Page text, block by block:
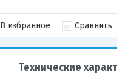
В избранное Сравнить
Технические